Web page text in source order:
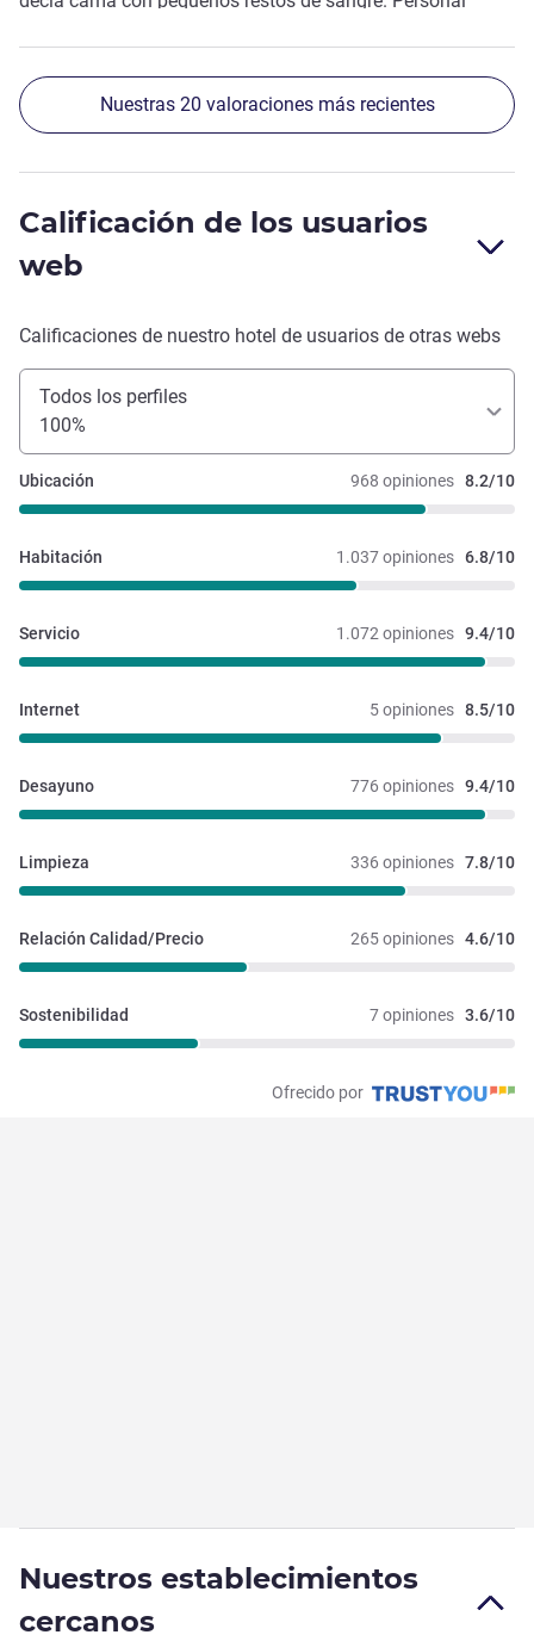
Nuestras 20 valoraciones más recientes
Calificación de los usuarios
web
Calificaciones de nuestro hotel de usuarios de otras webs
Todos los perfiles
100%
968 opiniones 8.2/10
Ubicación
1.037 opiniones 6.8/10
Habitación
1.072 opiniones 9.4/10
Servicio
5 opiniones 8.5/10
Internet
776 opiniones 9.4/10
Desayuno
336 opiniones 7.8/10
Limpieza
265 opiniones 4.6/10
Relación Calidad/Precio
7 opiniones 3.6/10
Sostenibilidad
Ofrecido por
Nuestros establecimientos
cercanos